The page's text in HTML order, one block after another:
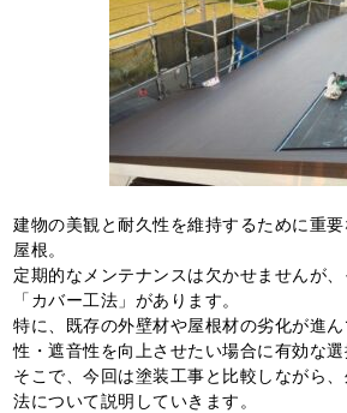
建物の美観と耐久性を維持するために重
屋根。
定期的なメンテナンスは欠かせませんが
「カバー工法」があります。
特に、既存の外壁材や屋根材の劣化が進
性・遮音性を向上させたい場合に有効な選
そこで、今回は塗装工事と比較しながら
法について説明していきます。